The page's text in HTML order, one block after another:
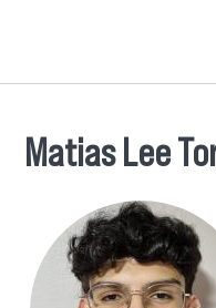
Se encuentra
Matias Lee